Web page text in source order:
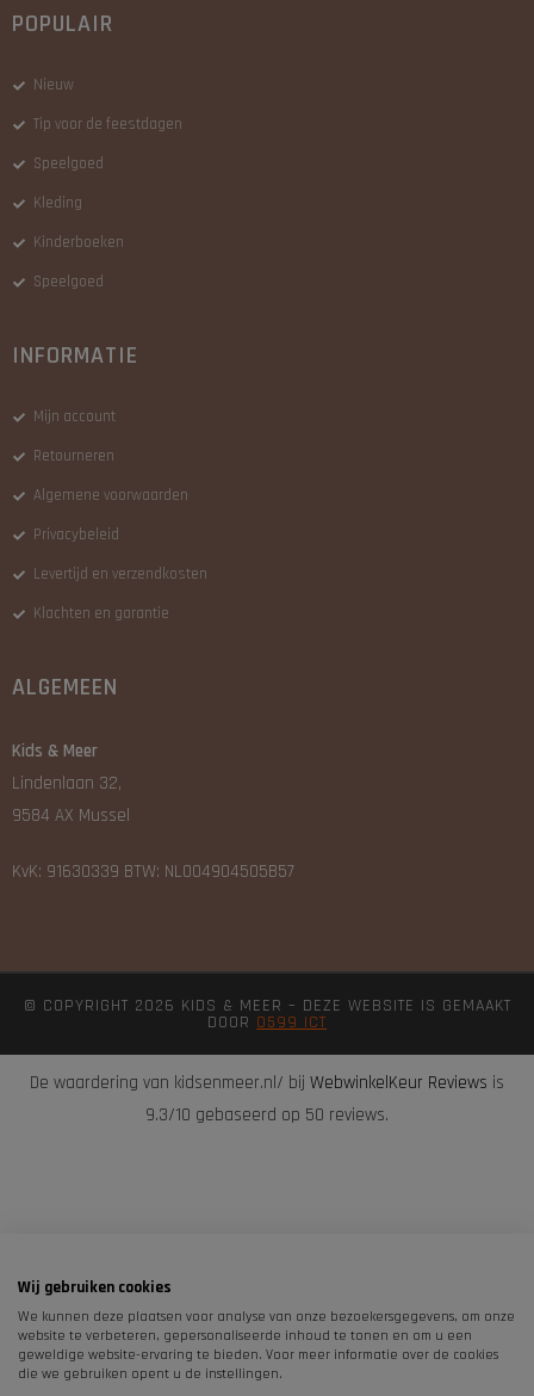
POPULAIR
Nieuw
Tip voor de feestdagen
Speelgoed
Kleding
Kinderboeken
Speelgoed
INFORMATIE
Mijn account
Retourneren
Algemene voorwaarden
Privacybeleid
Levertijd en verzendkosten
Klachten en garantie
ALGEMEEN
Kids & Meer
Lindenlaan 32,
9584 AX Mussel
KvK: 91630339 BTW: NL004904505B57
© COPYRIGHT 2026 KIDS & MEER – DEZE WEBSITE IS GEMAAKT
DOOR 0599 ICT
De waardering van kidsenmeer.nl/ bij WebwinkelKeur Reviews is
9.3/10 gebaseerd op 50 reviews.
Wij gebruiken cookies
We kunnen deze plaatsen voor analyse van onze bezoekersgegevens, om onze
website te verbeteren, gepersonaliseerde inhoud te tonen en om u een
geweldige website-ervaring te bieden. Voor meer informatie over de cookies
die we gebruiken opent u de instellingen.